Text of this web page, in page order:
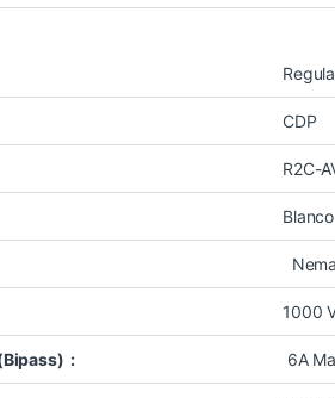
CDP
R2C-
Blanco
1000
: 6A